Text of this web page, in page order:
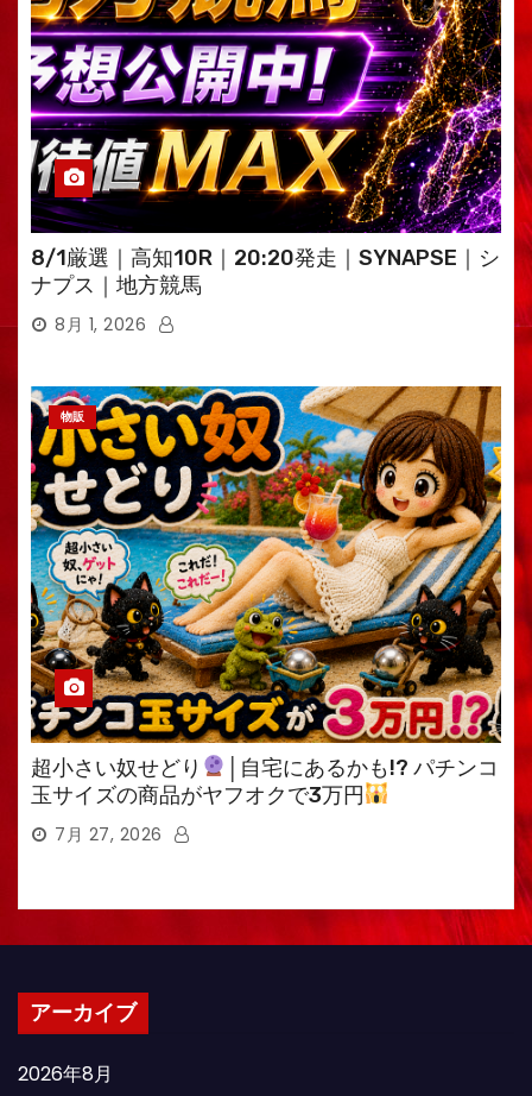
8/1厳選｜高知10R｜20:20発走｜SYNAPSE｜シ
ナプス｜地方競馬
8月 1, 2026
物販
超小さい奴せどり
│自宅にあるかも!? パチンコ
玉サイズの商品がヤフオクで3万円
7月 27, 2026
アーカイブ
2026年8月